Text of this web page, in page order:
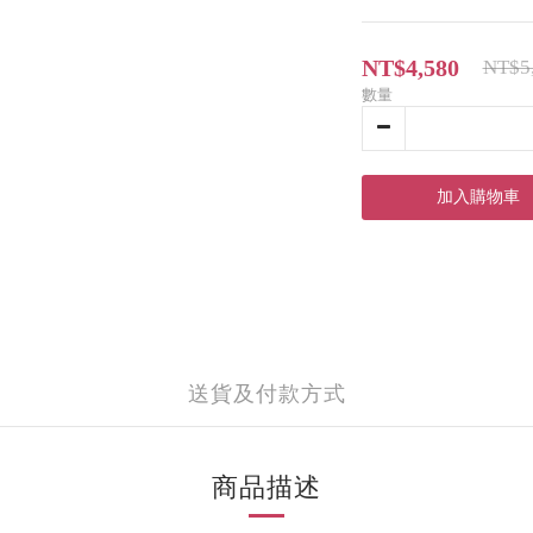
NT$4,580
數量
加入購物車
送貨及付款方式
商品描述